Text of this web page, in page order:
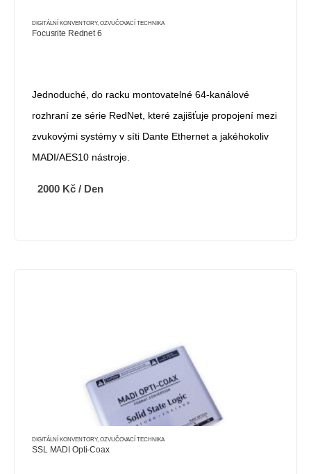
DIGITÁLNÍ KONVENTORY, OZVUČOVACÍ TECHNIKA
Focusrite Rednet 6
Jednoduché, do racku montovatelné 64-kanálové
rozhraní ze série RedNet, které zajišťuje propojení mezi
zvukovými systémy v síti Dante Ethernet a jakéhokoliv
MADI/AES10 nástroje.
2000 Kč / Den
DIGITÁLNÍ KONVENTORY, OZVUČOVACÍ TECHNIKA
SSL MADI Opti-Coax